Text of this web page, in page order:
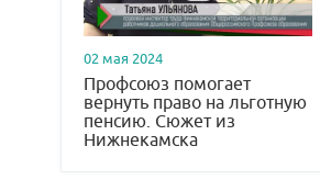
02 мая 2024
Профсоюз помогает
вернуть право на льготную
пенсию. Сюжет из
Нижнекамска